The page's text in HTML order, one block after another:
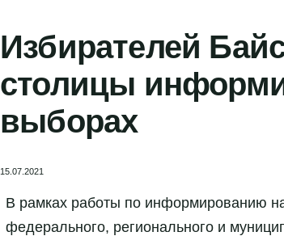
Избирателей
столицы
выборах
15.07.2021
В рамках работы по информированию
федерального, регионального и